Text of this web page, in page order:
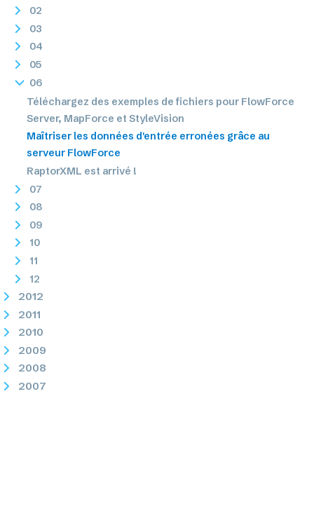
02
03
04
05
06
Téléchargez des exemples de fichiers pour FlowForce
Server, MapForce et StyleVision
Maîtriser les données d'entrée erronées grâce au
serveur FlowForce
RaptorXML est arrivé !
07
08
09
10
11
12
2012
2011
2010
2009
2008
2007